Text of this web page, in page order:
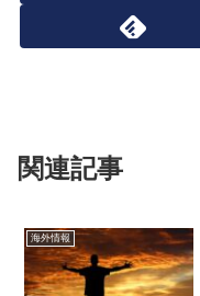
関連記事
海外情報